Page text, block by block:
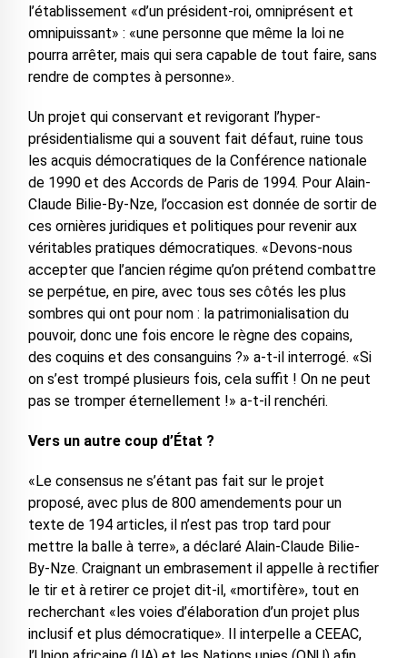
l’établissement «d’un président-roi, omniprésent et
omnipuissant» : «une personne que même la loi ne
pourra arrêter, mais qui sera capable de tout faire, sans
rendre de comptes à personne».
Un projet qui conservant et revigorant l’hyper-
présidentialisme qui a souvent fait défaut, ruine tous
les acquis démocratiques de la Conférence nationale
de 1990 et des Accords de Paris de 1994. Pour Alain-
Claude Bilie-By-Nze, l’occasion est donnée de sortir de
ces ornières juridiques et politiques pour revenir aux
véritables pratiques démocratiques. «Devons-nous
accepter que l’ancien régime qu’on prétend combattre
se perpétue, en pire, avec tous ses côtés les plus
sombres qui ont pour nom : la patrimonialisation du
pouvoir, donc une fois encore le règne des copains,
des coquins et des consanguins ?» a-t-il interrogé. «Si
on s’est trompé plusieurs fois, cela suffit ! On ne peut
pas se tromper éternellement !» a-t-il renchéri.
Vers un autre coup d’État ?
«Le consensus ne s’étant pas fait sur le projet
proposé, avec plus de 800 amendements pour un
texte de 194 articles, il n’est pas trop tard pour
mettre la balle à terre», a déclaré Alain-Claude Bilie-
By-Nze. Craignant un embrasement il appelle à rectifier
le tir et à retirer ce projet dit-il, «mortifère», tout en
recherchant «les voies d’élaboration d’un projet plus
inclusif et plus démocratique». Il interpelle a CEEAC,